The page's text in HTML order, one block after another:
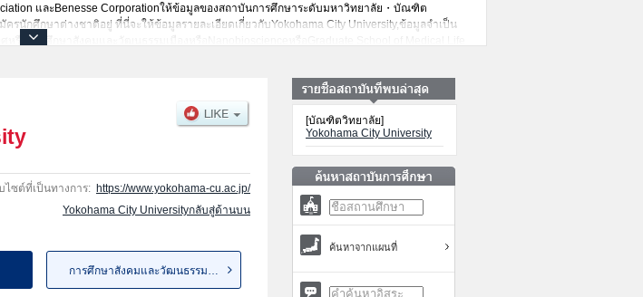
และBenesse Corporationให้ข้อมูลของสถาบันการศึกษาระดับมหาวิทยาลัย・บัณฑิต
กศึกษาต่างชาติอยู่ ที่นี่จะให้ข้อมูลรายละเอียดเกี่ยวกับYokohama City University,ข้อมูลจำเป็น
รือการศึกษาสังคมและวัฒนธรรมเมืองหรือNanobioscienceหรือGraduate School of Medical Life
ไซต์ที่เป็นทางการ: https://www.yokohama-cu.ac.jp/
Yokohama City Universityกลับสู่ด้านบน
การศึกษาสังคมและวัฒนธรรมเมือง
[บัณฑิตวิทยาลัย]
Yokohama City University
ค้นหาจากแผนที่